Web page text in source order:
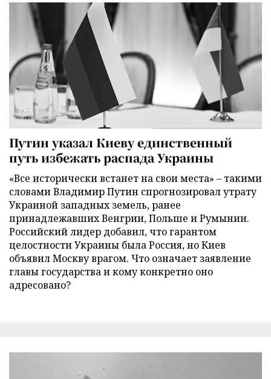
Путин указал Киеву единственный
путь избежать распада Украины
«Все исторически встанет на свои места» – такими
словами Владимир Путин спрогнозировал утрату
Украиной западных земель, ранее
принадлежавших Венгрии, Польше и Румынии.
Российский лидер добавил, что гарантом
целостности Украины была Россия, но Киев
объявил Москву врагом. Что означает заявление
главы государства и кому конкретно оно
адресовано?